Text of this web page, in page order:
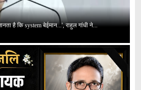
है कि system बेईमान...', राहुल गांधी ने...